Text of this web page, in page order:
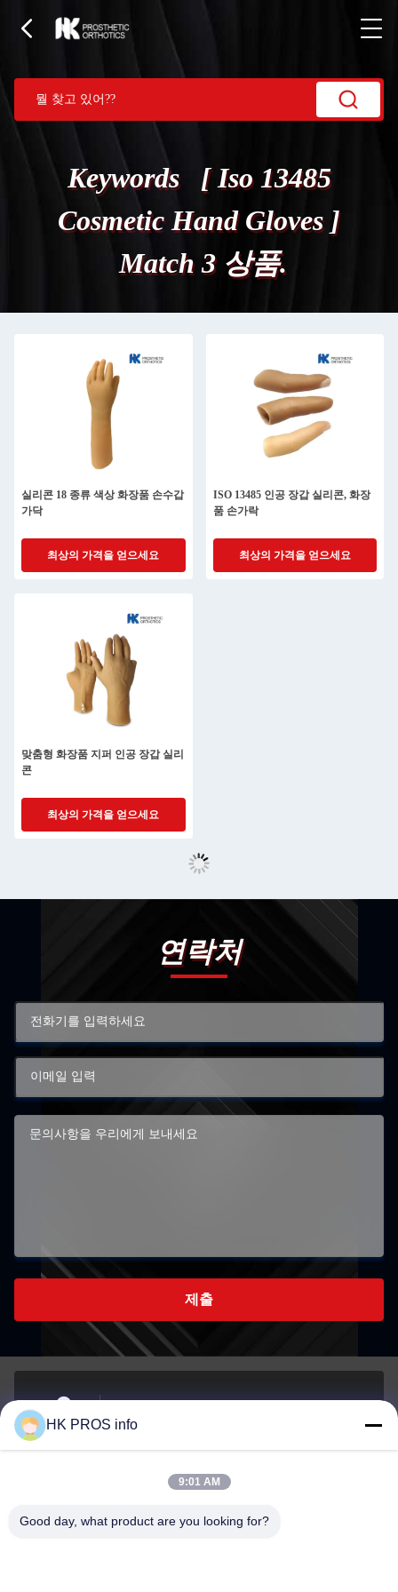
Keywords [ Iso 13485
Cosmetic Hand Gloves ]
Match 3 상품.
실리콘 18 종류 색상 화장품 손수갑
가닥
최상의 가격을 얻으세요
ISO 13485 인공 장갑 실리콘, 화장
품 손가락
최상의 가격을 얻으세요
맞춤형 화장품 지퍼 인공 장갑 실리
콘
최상의 가격을 얻으세요
연락처
제출
주소
경제 개발 지역, 산헤 지방
이메일
info@chppros.com
HK PROS info
9:01 AM
Good day, what product are you looking for?